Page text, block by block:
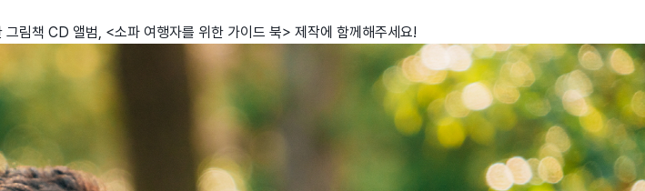
림책 CD 앨범, <소파 여행자를 위한 가이드 북> 제작에 함께해주세요!